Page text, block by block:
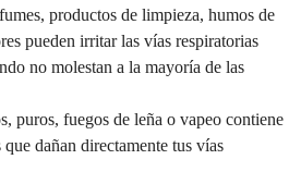
productos de limpieza, humos de
pueden irritar las vías respiratorias
no molestan a la mayoría de las
puros, fuegos de leña o vapeo contiene
dañan directamente tus vías